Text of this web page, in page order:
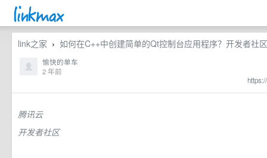
link之家 › 如何在C++中创建简单的Qt控制台应用程序？开发者社区
愉快的单车
2 年前
腾讯云
开发者社区